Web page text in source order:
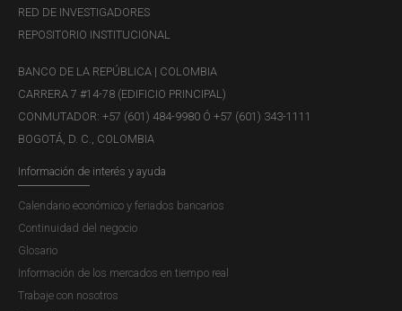
RED DE INVESTIGADORES
REPOSITORIO INSTITUCIONAL
BANCO DE LA REPÚBLICA | COLOMBIA
CARRERA 7 #14-78 (EDIFICIO PRINCIPAL)
CONMUTADOR: +57 (601) 484-9980 Ó +57 (601) 343-1111
BOGOTÁ, D. C., COLOMBIA
Información de interés y ayuda
Calendario económico y feriados bancarios
Continuidad del negocio
Glosario
Información de los mercados en tiempo real
Trabaje con nosotros